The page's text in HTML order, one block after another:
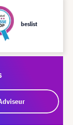
beslist